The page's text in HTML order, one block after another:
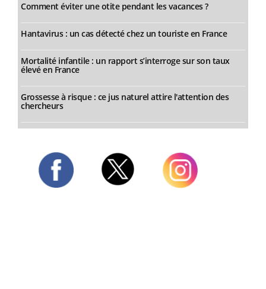
Comment éviter une otite pendant les vacances ?
Hantavirus : un cas détecté chez un touriste en France
Mortalité infantile : un rapport s’interroge sur son taux
élevé en France
Grossesse à risque : ce jus naturel attire l'attention des
chercheurs